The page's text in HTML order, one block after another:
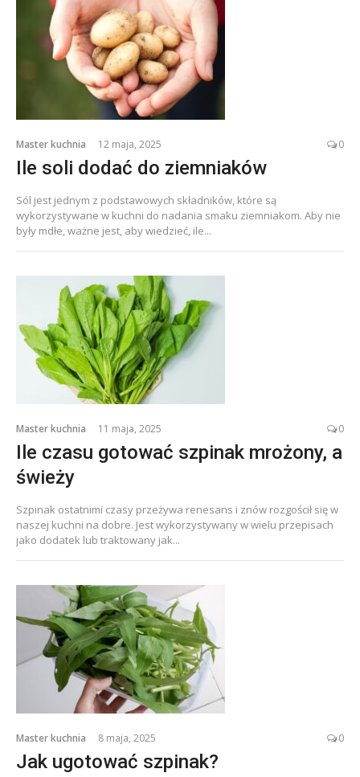
Master kuchnia 12 maja, 2025 0
Ile soli dodać do ziemniaków
Sól jest jednym z podstawowych składników, które są
wykorzystywane w kuchni do nadania smaku ziemniakom. Aby nie
były mdłe, ważne jest, aby wiedzieć, ile...
Master kuchnia 11 maja, 2025 0
Ile czasu gotować szpinak mrożony, a
świeży
Szpinak ostatnimi czasy przeżywa renesans i znów rozgościł się w
naszej kuchni na dobre. Jest wykorzystywany w wielu przepisach
jako dodatek lub traktowany jak...
Master kuchnia 8 maja, 2025 0
Jak ugotować szpinak?